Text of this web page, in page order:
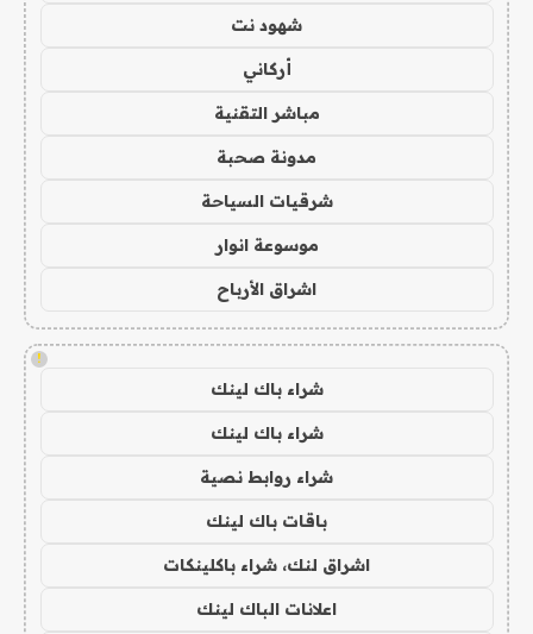
شهود نت
أركاني
مباشر التقنية
مدونة صحبة
شرقيات السياحة
موسوعة انوار
اشراق الأرباح
!
شراء باك لينك
شراء باك لينك
شراء روابط نصية
باقات باك لينك
اشراق لنك، شراء باكلينكات
اعلانات الباك لينك